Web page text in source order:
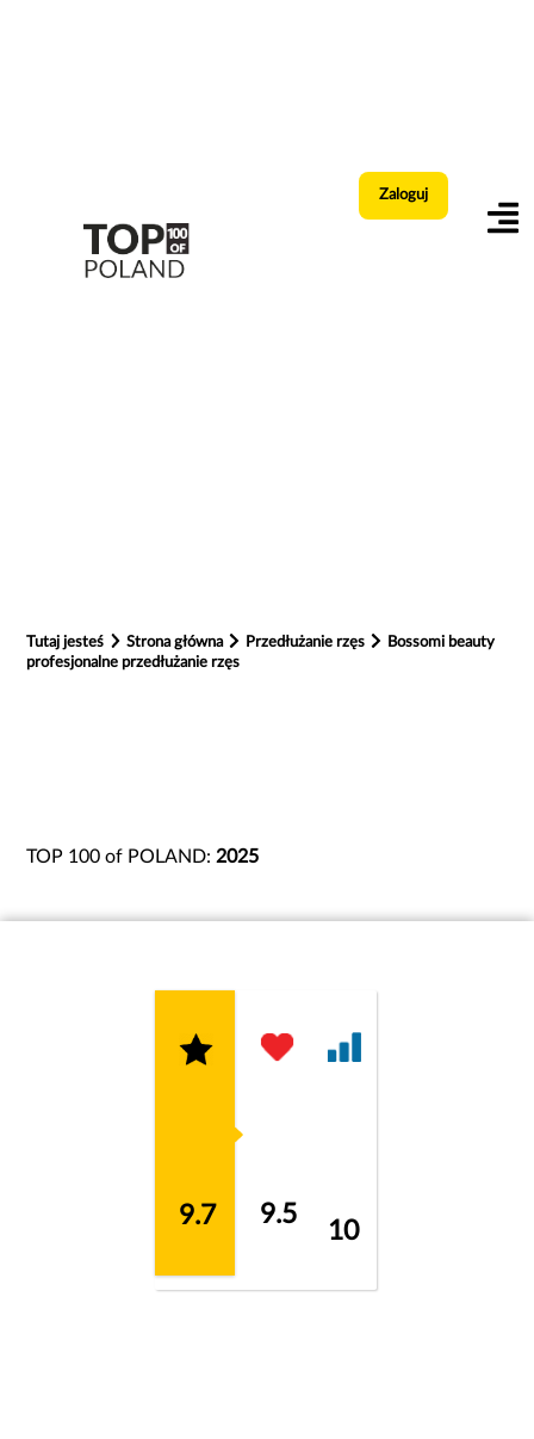
Zaloguj
Tutaj jesteś Strona główna Przedłużanie rzęs
Bossomi beauty
profesjonalne przedłużanie rzęs
TOP 100 of POLAND: 2025
9.7 9.5
10